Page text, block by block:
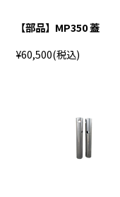
【部品】MP350 蓋
¥60,500(税込)